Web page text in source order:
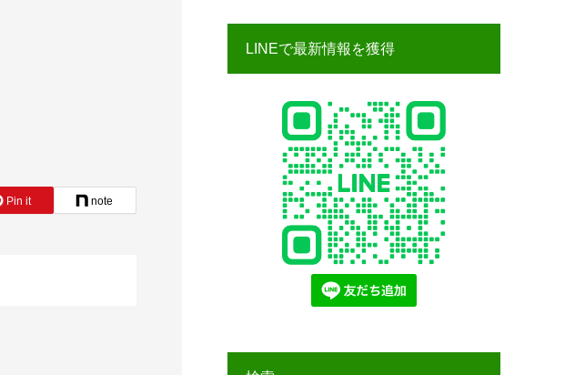
Pin it note
LINEで最新情報を獲得